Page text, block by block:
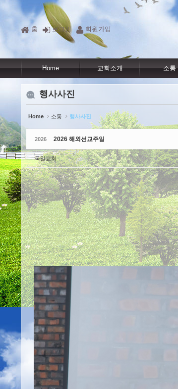
홈 로그인 회원가입
Home 교회소개 소통
행사사진
Home 소통 행사사진
2026 2026 해외선교주일
국일교회